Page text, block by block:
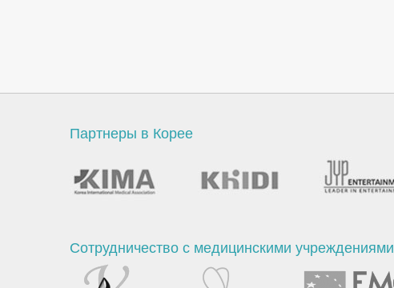
Партнеры в Корее
Сотрудничество с медицинскими учреждениями